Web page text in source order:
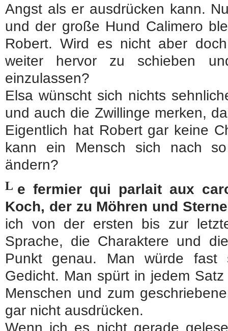
Angst als er ausdrücken kann.
und der große Hund Calimero
Robert. Wird es nicht aber
weiter hervor zu schieben
einzulassen?
Elsa wünscht sich nichts
und auch die Zwillinge merken,
Eigentlich hat Robert gar keine
kann ein Mensch sich nach
ändern?
L e fermier qui parlait aux
Koch, der zu Möhren und
ich von der ersten bis zur
Sprache, die Charaktere und
Punkt genau. Man würde
Gedicht. Man spürt in jedem
Menschen und zum
gar nicht ausdrücken.
Wenn ich es nicht gerade